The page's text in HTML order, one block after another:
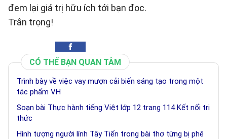
đem lại giá trị hữu ích tới bạn đọc.
Trân trọng!
CÓ THỂ BẠN QUAN TÂM
Trình bày về việc vay mượn cải biến sáng tạo trong một
tác phẩm VH
Soạn bài Thực hành tiếng Việt lớp 12 trang 114 Kết nối tri
thức
Hình tượng người lính Tây Tiến trong bài thơ từng bị phê